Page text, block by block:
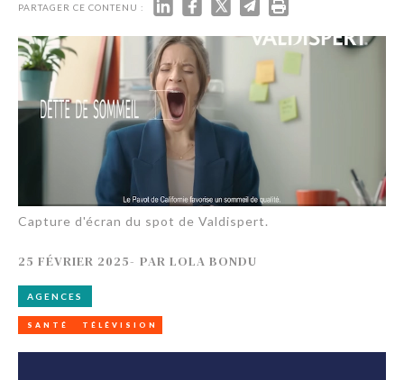
PARTAGER CE CONTENU :
Capture d'écran du spot de Valdispert.
25 FÉVRIER 2025- PAR LOLA BONDU
AGENCES
SANTÉ TÉLÉVISION